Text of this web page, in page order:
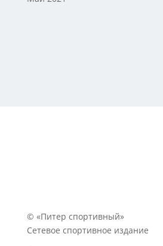
© «Питер спортивный»
Сетевое спортивное издание